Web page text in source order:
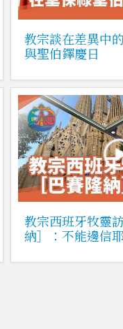
教宗談在差異中
與聖伯鐸慶日
教宗西班牙牧靈
納］：不能邊信